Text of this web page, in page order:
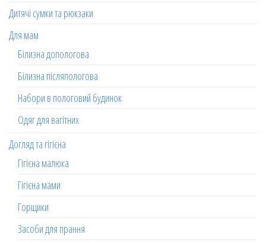
Дитячі сумки та рюкзаки
Для мам
Білизна допологова
Білизна післяпологова
Набори в пологовий будинок
Одяг для вагітних
Догляд та гігієна
Гігієна малюка
Гігієна мами
Горщики
Засоби для прання